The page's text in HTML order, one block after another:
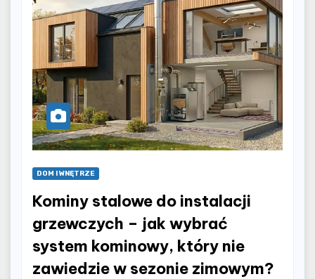
DOM I WNĘTRZE
Kominy stalowe do instalacji
grzewczych – jak wybrać
system kominowy, który nie
zawiedzie w sezonie zimowym?